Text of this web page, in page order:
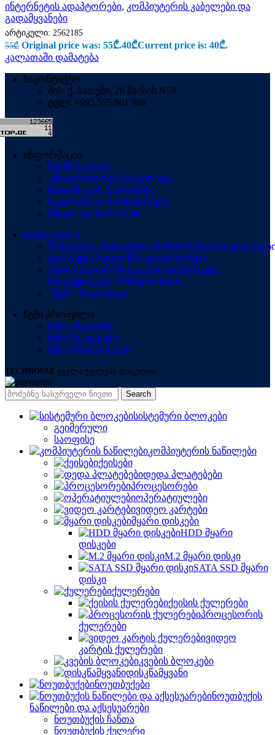
ინტერნეტის ადაპტორები, კომპიუტერის კაბელები და
გადამყვანები
არტიკული: 2562185
55₾ Original price was: 55₾.40₾Current price is: 40₾.
კალათაში დამატება
საკონტაქტო
მის: ქ. ბათუმი, 26 მაისის N58
ტელ: +995 555 961 968
ინფორმაცია
ჩვენს შესახებ
.უსაფრთხოების პოლიტიკა
ნივთის უკან დაბრუნება
საგარანტიო მომსახურება
წესები და პირობები
დამატებითი
მონაცემთა სუბიექტის (მომხმარებლის)
ვებსაიტზე შეცდომის დაფიქსირება
პერსონალურ მონაცემთა დამუშავება
მარკეტინგული მიზნებისთვის
"ქუქი" პოლიტიკა
ჩემი პროფილი
ჩემი ანგარიში
ჩემი შეკვეთები
ჩემი მისამართები
TECHHOUSE ყველა უფლება დაცულია.
Search
სისტემური ბლოკები
გეიმერული
საოფისე
კომპიუტერის ნაწილები
ქეისები
დედა პლატებები
პროცესორები
ოპერატიულები
ვიდეო კარტები
მყარი დისკები
HDD მყარი
დისკები
M.2 მყარი დისკი
SATA SSD მყარი
დისკი
ქულერები
ქეისის ქულერები
პროცესორის
ქულერები
ვიდეო
კარტის ქულერები
კვების ბლოკები
დისკწამყვანი
ნოუთბუქები
ნოუთბუქის
ნაწილები და აქსესუარები
ნოუთბუქის ჩანთა
ნოუთბუქის ქულერი